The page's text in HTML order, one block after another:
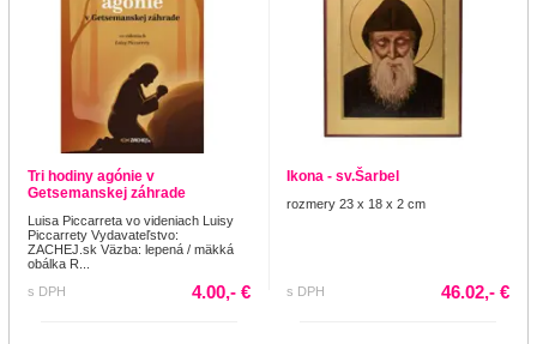
Tri hodiny agónie v
Getsemanskej záhrade
Luisa Piccarreta vo videniach Luisy
Piccarrety Vydavateľstvo:
ZACHEJ.sk Väzba: lepená / mäkká
obálka R...
s DPH
4.00,- €
Ikona - sv.Šarbel
rozmery 23 x 18 x 2 cm
s DPH 46.02,- €